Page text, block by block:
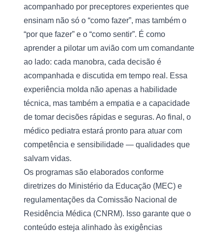
acompanhado por preceptores experientes que
ensinam não só o “como fazer”, mas também o
“por que fazer” e o “como sentir”. É como
aprender a pilotar um avião com um comandante
ao lado: cada manobra, cada decisão é
acompanhada e discutida em tempo real. Essa
experiência molda não apenas a habilidade
técnica, mas também a empatia e a capacidade
de tomar decisões rápidas e seguras. Ao final, o
médico pediatra estará pronto para atuar com
competência e sensibilidade — qualidades que
salvam vidas.
Os programas são elaborados conforme
diretrizes do Ministério da Educação (MEC) e
regulamentações da Comissão Nacional de
Residência Médica (CNRM). Isso garante que o
conteúdo esteja alinhado às exigências